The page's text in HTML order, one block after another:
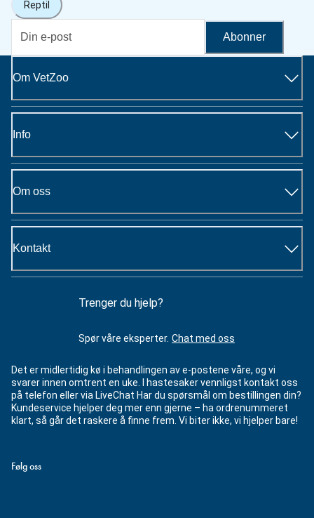
Reptil
Abonner
Om VetZoo
Info
Om oss
Kontakt
Trenger du hjelp?
Spør våre eksperter. Chat med oss
Det er midlertidig kø i behandlingen av e-postene våre, og vi
svarer innen omtrent en uke. I hastesaker vennligst kontakt oss
på telefon eller via LiveChat Har du spørsmål om bestillingen din?
Kundeservice hjelper deg mer enn gjerne – ha ordrenummeret
klart, så går det raskere å finne frem. Vi biter ikke, vi hjelper bare!
Følg oss